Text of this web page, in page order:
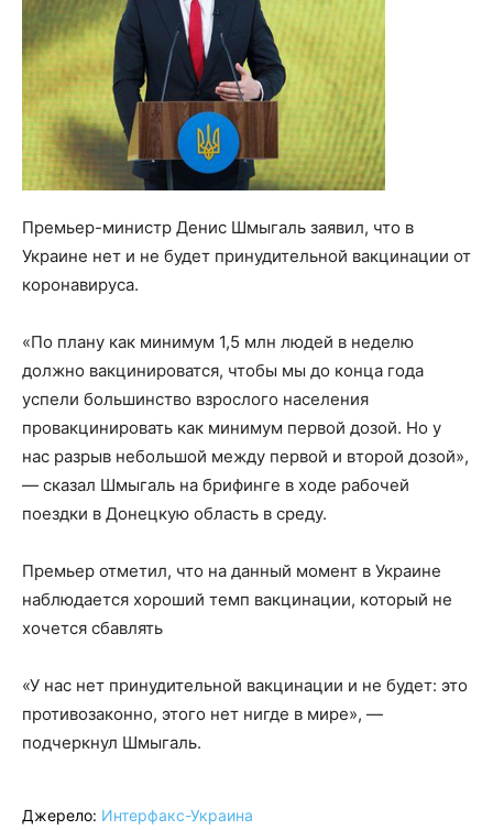
Премьер-министр Денис Шмыгаль заявил, что в
Украине нет и не будет принудительной вакцинации от
коронавируса.
«По плану как минимум 1,5 млн людей в неделю
должно вакцинироватся, чтобы мы до конца года
успели большинство взрослого населения
провакцинировать как минимум первой дозой. Но у
нас разрыв небольшой между первой и второй дозой»,
— сказал Шмыгаль на брифинге в ходе рабочей
поездки в Донецкую область в среду.
Премьер отметил, что на данный момент в Украине
наблюдается хороший темп вакцинации, который не
хочется сбавлять
«У нас нет принудительной вакцинации и не будет: это
противозаконно, этого нет нигде в мире», —
подчеркнул Шмыгаль.
Джерело: Интерфакс-Украина